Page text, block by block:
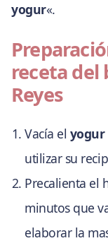
yogur«.
receta del
Reyes
Vacía el yogur
utilizar su
Precalienta el
minutos que
elaborar la